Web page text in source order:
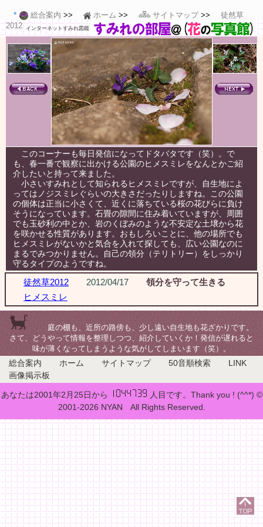
総合案内 ホーム サイトマップ
徒然草
2012 インターネットすみれ図鑑
このコーナーも毎日発信になってドタバタです（笑）。で
も、春一番で観察に出かける公園のヒメスミレをなんとかご紹
介したいと持って来ました。
小さいすみれとして知られるヒメスミレですが、自生地によ
ってはノジスミレぐらいの大きさだったりしますね。この公園
の個体は正当に小さくて、近くに落ちている桜の花びらに負け
そうになっています。石畳の隙間に住み着いていますが、周囲
でも玉砂利の中とか、岩のくぼみのような不安定な土壌から花
を咲かせる性質があります。おもしろいことに、他の場所でも
ヒメスミレがないかと気合を入れて探しても、広い公園なのに
まるでみつかりません。自己の領分（テリトリー）をしっかり
守るタイプのようですね。
徒然草2012 2012/04/17
領分を守って生きる
ヒメスミレ
庭の棚も、近所の路傍も、少し遠い自生地も花ざかりです。
さて、どうやって情報を整理しつつ、紹介していくか！発信が遅れると
味が薄くなってしまうような気がしてしまいます（笑）。
総合案内 ホーム サイトマップ 50音順検索
LINK
画像掲示板
あなたは2001年2月25日から
人目です。Thank you ! (^^*) ©
2001-2026 NYAN All Rights Reserved.